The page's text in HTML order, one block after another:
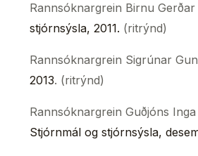
Rannsóknargrein Birnu
stjórnsýsla, 2011. (ritrýnd)
Rannsóknargrein Sigrúnar
2013. (ritrýnd)
Rannsóknargrein Guðjóns
Stjórnmál og stjórnsýsla,